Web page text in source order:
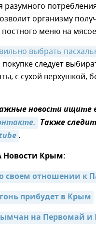
организму
постного меню на
выбрать
следует
с сухой верхушкой,
новости ищите
Также
.
Новости Крым:
своем отношении к
прибудет в Крым
на Первомай и